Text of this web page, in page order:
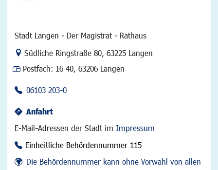
Stadt Langen - Der Magistrat - Rathaus
Link zur Google-Maps Navigation
Südliche Ringstraße 80, 63225 Langen
Postfach: 16 40, 63206 Langen
06103 203-0
Anfahrt
E-Mail-Adressen der Stadt im Impressum
Einheitliche Behördennummer 115
Die Behördennummer kann ohne Vorwahl von allen